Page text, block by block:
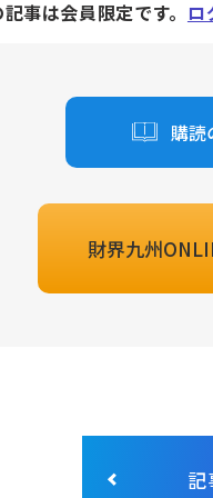
事は会員限定です。 ロ
購読
財界九州